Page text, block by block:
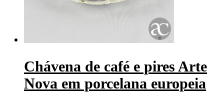
Chávena de café e pires Arte
Nova em porcelana europeia